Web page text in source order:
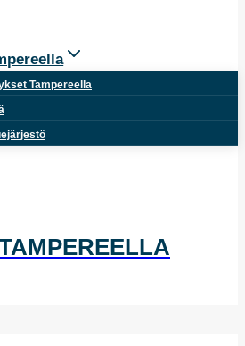
Tampereella